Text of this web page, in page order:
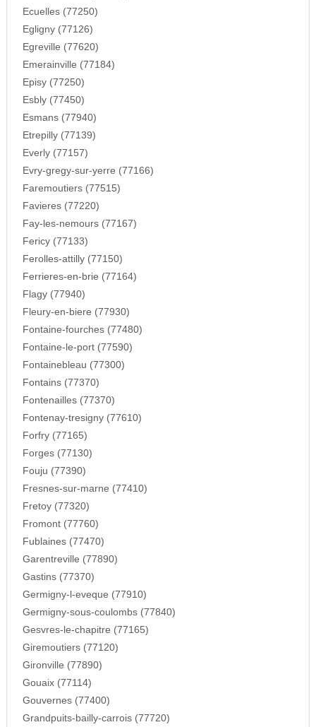
Ecuelles (77250)
Egligny (77126)
Egreville (77620)
Emerainville (77184)
Episy (77250)
Esbly (77450)
Esmans (77940)
Etrepilly (77139)
Everly (77157)
Evry-gregy-sur-yerre (77166)
Faremoutiers (77515)
Favieres (77220)
Fay-les-nemours (77167)
Fericy (77133)
Ferolles-attilly (77150)
Ferrieres-en-brie (77164)
Flagy (77940)
Fleury-en-biere (77930)
Fontaine-fourches (77480)
Fontaine-le-port (77590)
Fontainebleau (77300)
Fontains (77370)
Fontenailles (77370)
Fontenay-tresigny (77610)
Forfry (77165)
Forges (77130)
Fouju (77390)
Fresnes-sur-marne (77410)
Fretoy (77320)
Fromont (77760)
Fublaines (77470)
Garentreville (77890)
Gastins (77370)
Germigny-l-eveque (77910)
Germigny-sous-coulombs (77840)
Gesvres-le-chapitre (77165)
Giremoutiers (77120)
Gironville (77890)
Gouaix (77114)
Gouvernes (77400)
Grandpuits-bailly-carrois (77720)